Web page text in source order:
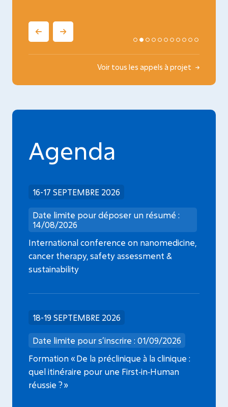
Voir tous les appels à projet
Agenda
16-17 SEPTEMBRE 2026
Date limite pour déposer un résumé :
14/08/2026
International conference on nanomedicine,
cancer therapy, safety assessment &
sustainability
18-19 SEPTEMBRE 2026
Date limite pour s’inscrire : 01/09/2026
Formation « De la préclinique à la clinique :
quel itinéraire pour une First‑in‑Human
réussie ? »